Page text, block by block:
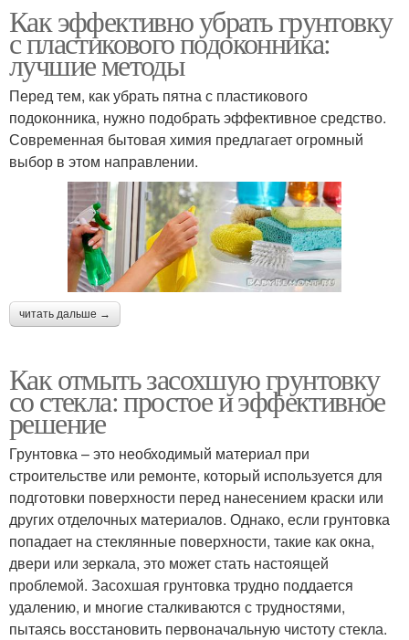
Как эффективно убрать грунтовку
с пластикового подоконника:
лучшие методы
Перед тем, как убрать пятна с пластикового
подоконника, нужно подобрать эффективное средство.
Современная бытовая химия предлагает огромный
выбор в этом направлении.
читать дальше →
Как отмыть засохшую грунтовку
со стекла: простое и эффективное
решение
Грунтовка – это необходимый материал при
строительстве или ремонте, который используется для
подготовки поверхности перед нанесением краски или
других отделочных материалов. Однако, если грунтовка
попадает на стеклянные поверхности, такие как окна,
двери или зеркала, это может стать настоящей
проблемой. Засохшая грунтовка трудно поддается
удалению, и многие сталкиваются с трудностями,
пытаясь восстановить первоначальную чистоту стекла.